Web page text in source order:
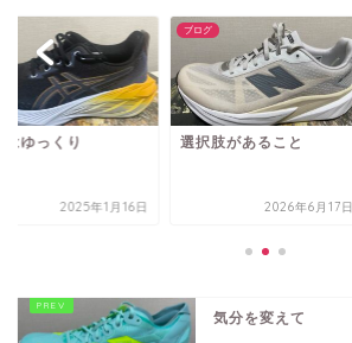
はゆっくり
2025年1月16日
ブログ
選択肢があること
2026年6月17日
気分を変えて